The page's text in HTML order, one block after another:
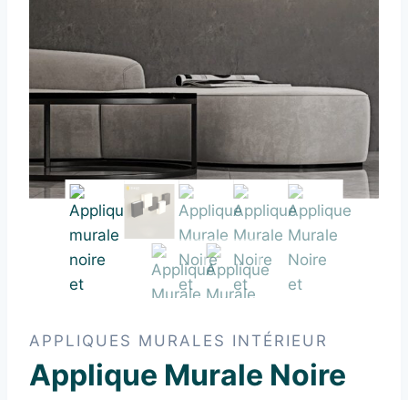
APPLIQUES MURALES INTÉRIEUR
Applique Murale Noire